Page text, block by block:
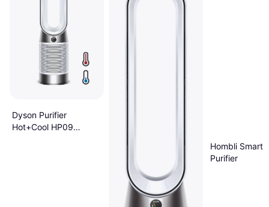
Dyson Purifier
Hot+Cool HP09
Hombli Smart
Purifier